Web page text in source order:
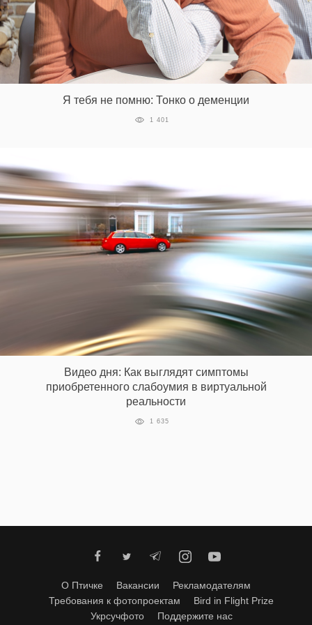
EN
UA
Я тебя не помню: Тонко о деменции
1 401
Видео дня: Как выглядят симптомы
приобретенного слабоумия в виртуальной
реальности
1 635
О Птичке Вакансии
Рекламодателям
Требования к фотопроектам
Bird in Flight Prize
Укрсучфото
Поддержите нас